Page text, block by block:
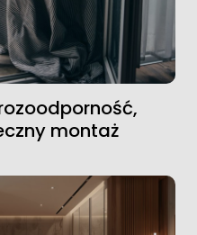
montaż